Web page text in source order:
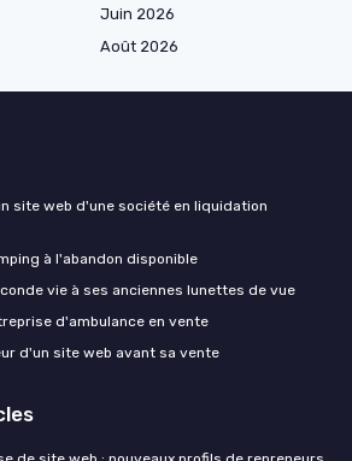
Juin 2026
Août 2026
site web d'une société en liquidation
à l'abandon disponible
vie à ses anciennes lunettes de vue
d'ambulance en vente
d'un site web avant sa vente